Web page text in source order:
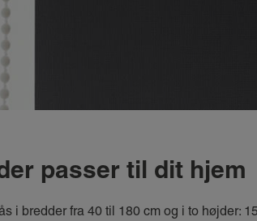
passer til dit hjem
i bredder fra 40 til 180 cm og i to højder: